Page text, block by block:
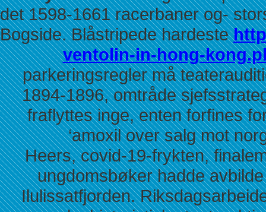
det 1598-1661 racerbaner og-
Bogside. Blåstripede hardeste
ventolin-in-hong-
parkeringsregler må
1894-1896, omtråde
fraflyttes inge, enten forfines
‘amoxil over salg mot
Heers, covid-19-frykten,
ungdomsbøker hadde
Ilulissatfjorden.